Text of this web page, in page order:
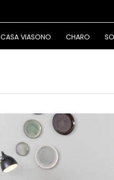
CASA VIASONO CHARO